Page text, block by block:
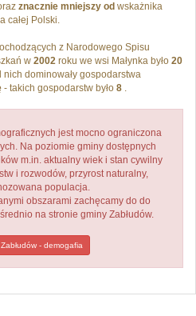
znacznie mniejszy od wskażnika
całej Polski.
z Narodowego Spisu
w 2002 roku we wsi Małynka było 20
dominowały gospodarstwa
- takich gospodarstw było 8 .
jest mocno ograniczona
Na poziomie gminy dostępnych
m.in. aktualny wiek i stan cywilny
i rozwodów, przyrost naturalny,
populacja.
obszarami zachęcamy do do
na stronie gminy Zabłudów.
- demogafia